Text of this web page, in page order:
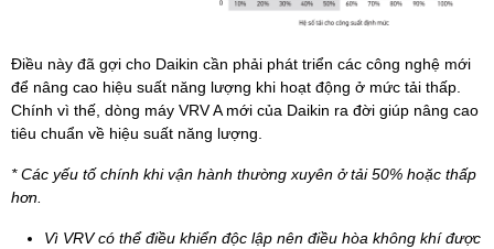
Điều này đã gợi cho Daikin cần phải phát triển các công nghệ mới
để nâng cao hiệu suất năng lượng khi hoạt động ở mức tải thấp.
Chính vì thế, dòng máy VRV A mới của Daikin ra đời giúp nâng cao
tiêu chuẩn về hiệu suất năng lượng.
* Các yếu tố chính khi vận hành thường xuyên ở tải 50% hoặc thấp
hơn.
Vì VRV có thể điều khiển độc lập nên điều hòa không khí được